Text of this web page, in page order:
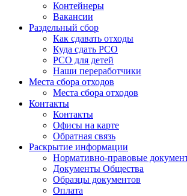
Контейнеры
Вакансии
Раздельный сбор
Как сдавать отходы
Куда сдать РСО
РСО для детей
Наши переработчики
Места сбора отходов
Места сбора отходов
Контакты
Контакты
Офисы на карте
Обратная связь
Раскрытие информации
Нормативно-правовые
Документы Общества
Образцы документов
Оплата